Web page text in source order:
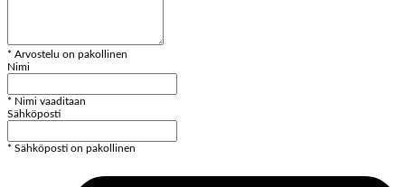
* Arvostelu on pakollinen
Nimi
* Nimi vaaditaan
Sähköposti
* Sähköposti on pakollinen